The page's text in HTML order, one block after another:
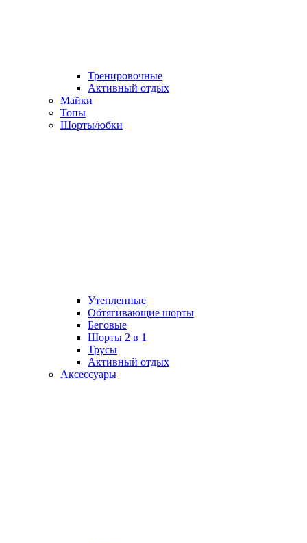
Тренировочные
Активный отдых
Майки
Топы
Шорты/юбки
Утепленные
Обтягивающие шорты
Беговые
Шорты 2 в 1
Трусы
Активный отдых
Аксессуары